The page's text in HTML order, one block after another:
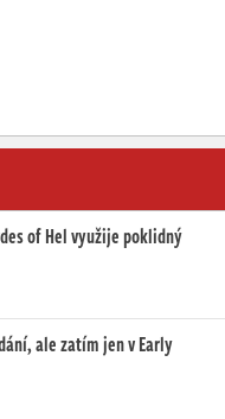
of Hel využije poklidný
ale zatím jen v Early